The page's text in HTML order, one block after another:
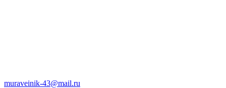
muraveinik-43@mail.ru